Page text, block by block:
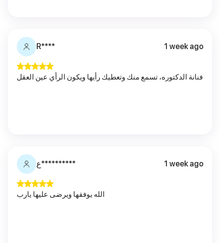
R**** 1 week ago
فنانة الدكتوره، تسمع منك وتعطيك رأيها ويكون الرأي عين العقل
ع********** 1 week ago
الله يوفقها ويرضى عليها يارب